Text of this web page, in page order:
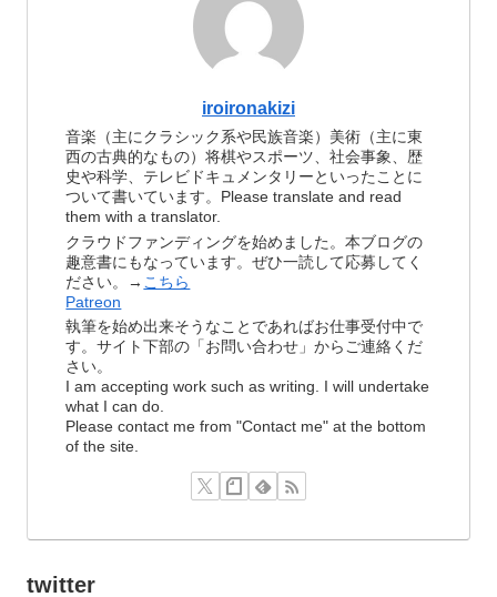
iroironakizi
音楽（主にクラシック系や民族音楽）美術（主に東
西の古典的なもの）将棋やスポーツ、社会事象、歴
史や科学、テレビドキュメンタリーといったことに
ついて書いています。Please translate and read
them with a translator.
クラウドファンディングを始めました。本ブログの
趣意書にもなっています。ぜひ一読して応募してく
ださい。→ こちら
Patreon
執筆を始め出来そうなことであればお仕事受付中で
す。サイト下部の「お問い合わせ」からご連絡くだ
さい。
I am accepting work such as writing. I will undertake
what I can do.
Please contact me from "Contact me" at the bottom
of the site.
twitter